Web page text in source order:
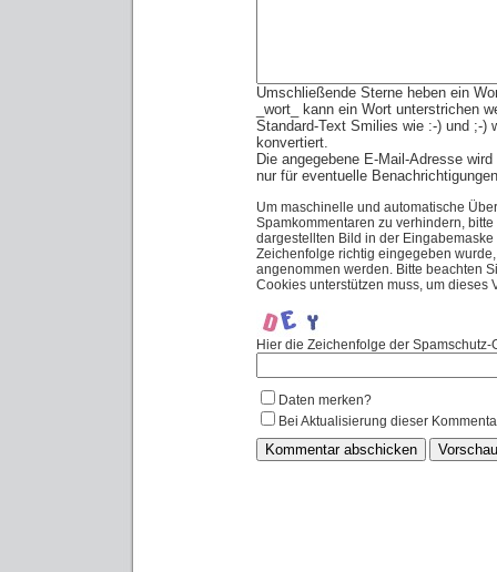
Umschließende Sterne heben ein
_wort_ kann ein Wort unterstrichen
Standard-Text Smilies wie :-) und ;-)
konvertiert.
Die angegebene E-Mail-Adresse
nur für eventuelle
Um maschinelle und automatische
Spamkommentaren zu verhindern,
dargestellten Bild in der
Zeichenfolge richtig eingegeben
angenommen werden. Bitte beachten
Cookies unterstützen muss, um dieses
Hier die Zeichenfolge der Spamschutz-
Daten merken?
Bei Aktualisierung dieser